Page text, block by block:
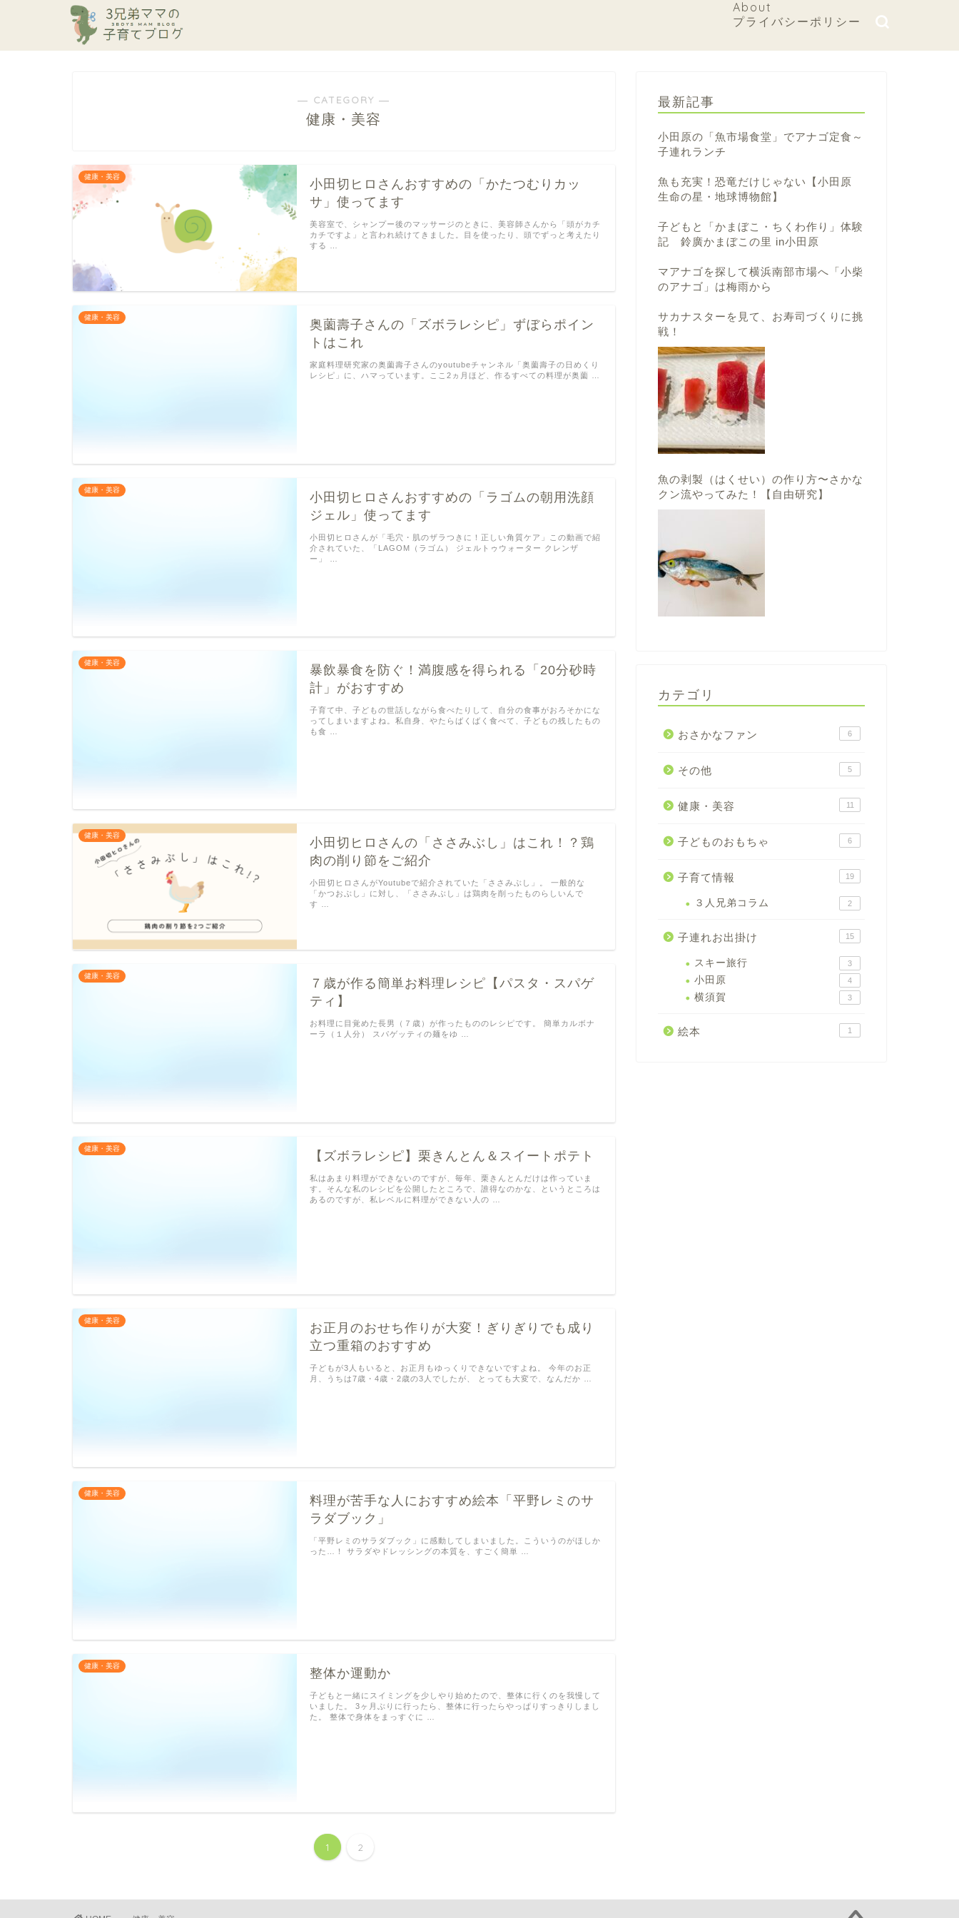
About
プライバシーポリシー
― CATEGORY ―
健康・美容
健康・美容
小田切ヒロさんおすすめの「かたつむりカッ
サ」使ってます
美容室で、シャンプー後のマッサージのときに、美容師さんから「頭がカチ
カチですよ」と言われ続けてきました。目を使ったり、頭でずっと考えたり
する …
健康・美容
奥薗壽子さんの「ズボラレシピ」ずぼらポイン
トはこれ
家庭料理研究家の奥薗壽子さんのyoutubeチャンネル「奥薗壽子の日めくり
レシピ」に、ハマっています。ここ2ヵ月ほど、作るすべての料理が奥薗 …
健康・美容
小田切ヒロさんおすすめの「ラゴムの朝用洗顔
ジェル」使ってます
小田切ヒロさんが「毛穴・肌のザラつきに！正しい角質ケア」この動画で紹
介されていた、「LAGOM（ラゴム） ジェルトゥウォーター クレンザ
ー」 …
健康・美容
暴飲暴食を防ぐ！満腹感を得られる「20分砂時
計」がおすすめ
子育て中、子どもの世話しながら食べたりして、自分の食事がおろそかにな
ってしまいますよね。私自身、やたらばくばく食べて、子どもの残したもの
も食 …
健康・美容
小田切ヒロさんの「ささみぶし」はこれ！？鶏
肉の削り節をご紹介
小田切ヒロさんがYoutubeで紹介されていた「ささみぶし」。 一般的な
「かつおぶし」に対し、「ささみぶし」は鶏肉を削ったものらしいんで
す …
健康・美容
７歳が作る簡単お料理レシピ【パスタ・スパゲ
ティ】
お料理に目覚めた長男（７歳）が作ったもののレシピです。 簡単カルボナ
ーラ（１人分） スパゲッティの麺をゆ …
健康・美容
【ズボラレシピ】栗きんとん＆スイートポテト
私はあまり料理ができないのですが、毎年、栗きんとんだけは作っていま
す。そんな私のレシピを公開したところで、誰得なのかな、というところは
あるのですが、私レベルに料理ができない人の …
健康・美容
お正月のおせち作りが大変！ぎりぎりでも成り
立つ重箱のおすすめ
子どもが3人もいると、お正月もゆっくりできないですよね。 今年のお正
月、うちは7歳・4歳・2歳の3人でしたが、 とっても大変で、なんだか …
健康・美容
料理が苦手な人におすすめ絵本「平野レミのサ
ラダブック」
「平野レミのサラダブック」に感動してしまいました。こういうのがほしか
った…！ サラダやドレッシングの本質を、すごく簡単 …
健康・美容
整体か運動か
子どもと一緒にスイミングを少しやり始めたので、整体に行くのを我慢して
いました。 3ヶ月ぶりに行ったら、整体に行ったらやっぱりすっきりしまし
た。 整体で身体をまっすぐに …
1 2
最新記事
小田原の「魚市場食堂」でアナゴ定食～
子連れランチ
魚も充実！恐竜だけじゃない【小田原
生命の星・地球博物館】
子どもと「かまぼこ・ちくわ作り」体験
記 鈴廣かまぼこの里 in小田原
マアナゴを探して横浜南部市場へ「小柴
のアナゴ」は梅雨から
サカナスターを見て、お寿司づくりに挑
戦！
魚の剥製（はくせい）の作り方〜さかな
クン流やってみた！【自由研究】
カテゴリ
おさかなファン 6
その他 5
健康・美容 11
子どものおもちゃ 6
子育て情報 19
３人兄弟コラム 2
子連れお出掛け 15
スキー旅行 3
小田原 4
横須賀 3
絵本 1